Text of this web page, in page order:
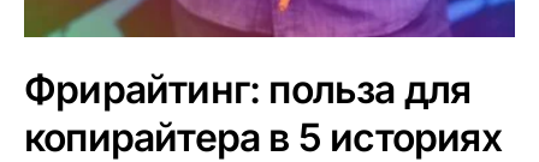
Фрирайтинг: польза для
копирайтера в 5 историях